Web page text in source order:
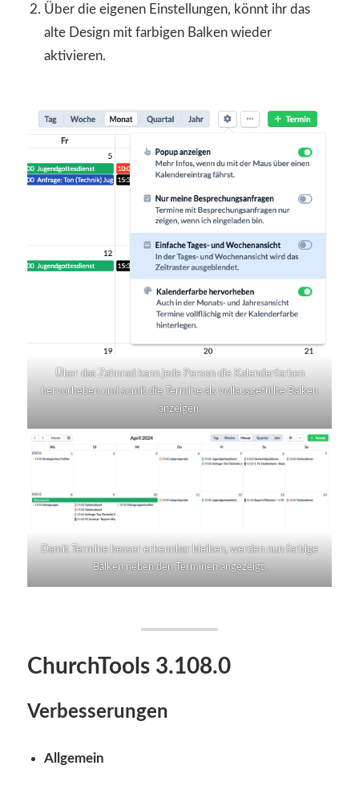
Über die eigenen Einstellungen, könnt ihr das
alte Design mit farbigen Balken wieder
aktivieren.
Über das Zahnrad kann jede Person die Kalenderfarben
hervorheben und somit die Termine als vollausgefüllte Balken
anzeigen.
Damit Termine besser erkennbar bleiben, werden nun farbige
Balken neben den Terminen angezeigt.
ChurchTools 3.108.0
Verbesserungen
Allgemein